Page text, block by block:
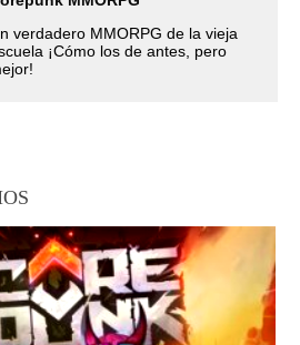
verdadero MMORPG de la vieja
¡Cómo los de antes, pero